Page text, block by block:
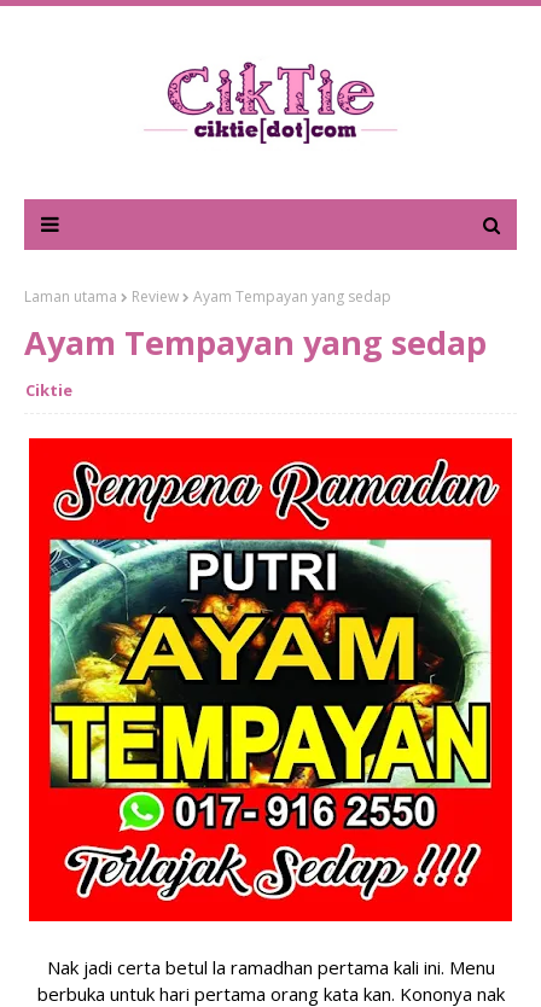
Laman utama Review Ayam Tempayan yang sedap
Ayam Tempayan yang sedap
Ciktie
Nak jadi certa betul la ramadhan pertama kali ini. Menu
berbuka untuk hari pertama orang kata kan. Kononya nak